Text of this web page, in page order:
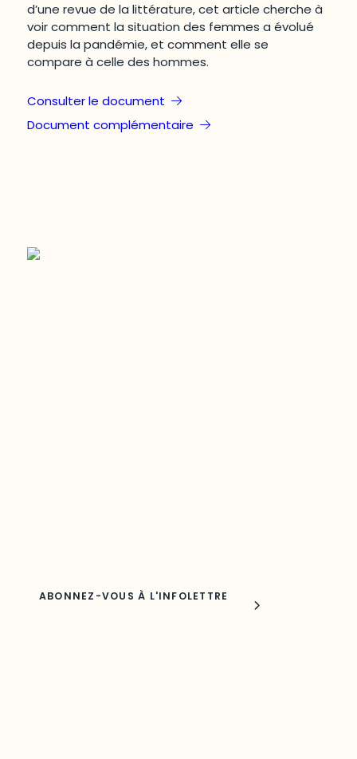
d’une revue de la littérature, cet article cherche à
voir comment la situation des femmes a évolué
depuis la pandémie, et comment elle se
compare à celle des hommes.
Consulter le document
Document complémentaire